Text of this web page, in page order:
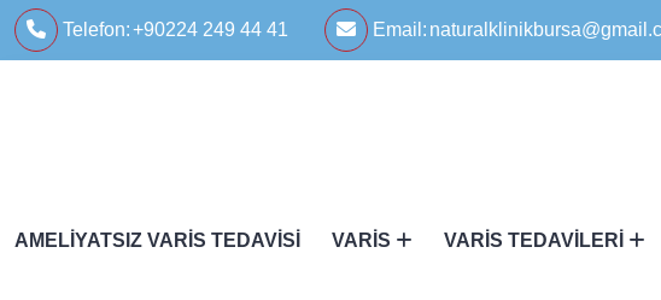
Telefon:+90224 249 44 41 Email:
AMELIYATSIZ VARIS TEDAVISI VARIS VARIS TEDAVILERI